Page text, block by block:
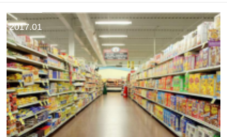
2017.01